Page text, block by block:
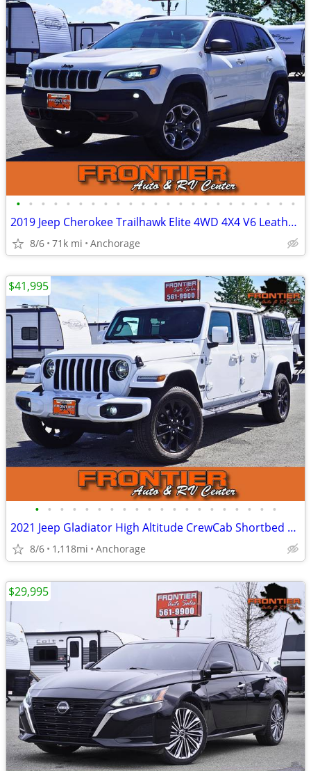
• • • • • • • • • • • • • • • • • • • • • • •
2019 Jeep Cherokee Trailhawk Elite 4WD 4X4 V6 Leather 4D SUV
8/6 71k mi Anchorage
• • • • • • • • • • • • • • • • • • • •
2021 Jeep Gladiator High Altitude CrewCab Shortbed w/ Topper 4X4 1k MI
8/6 1,118mi Anchorage
$41,995
$29,995